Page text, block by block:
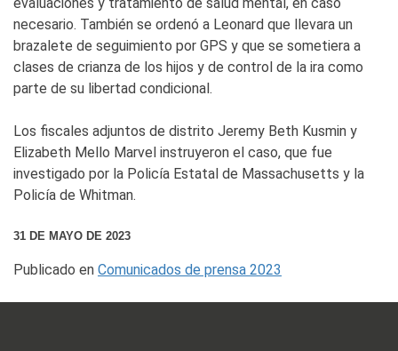
necesario. También se ordenó a Leonard que llevara un
brazalete de seguimiento por GPS y que se sometiera a
clases de crianza de los hijos y de control de la ira como
parte de su libertad condicional.
Los fiscales adjuntos de distrito Jeremy Beth Kusmin y
Elizabeth Mello Marvel instruyeron el caso, que fue
investigado por la Policía Estatal de Massachusetts y la
Policía de Whitman.
31 DE MAYO DE 2023
Publicado en Comunicados de prensa 2023